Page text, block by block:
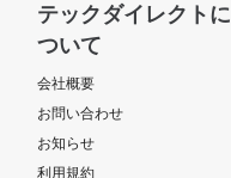
テックダイレクトに
ついて
会社概要
お問い合わせ
お知らせ
利用規約